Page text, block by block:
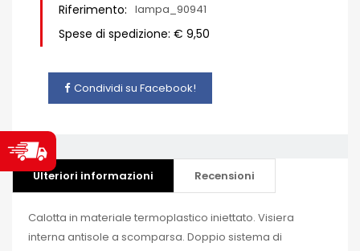
Riferimento: lampa_90941
Spese di spedizione: € 9,50
Condividi su Facebook!
Ulteriori informazioni Recensioni
Calotta in materiale termoplastico iniettato. Visiera
interna antisole a scomparsa. Doppio sistema di